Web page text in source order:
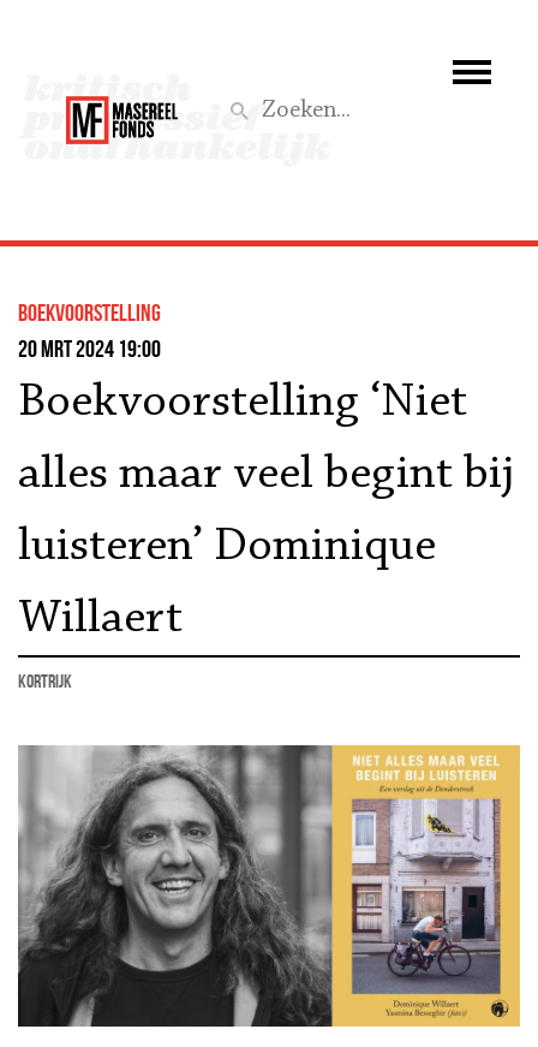
Wat we doen
Aktief
boekvoorstelling
20 mrt 2024 19:00
Boekvoorstelling ‘Niet
alles maar veel begint bij
luisteren’ Dominique
Willaert
kortrijk